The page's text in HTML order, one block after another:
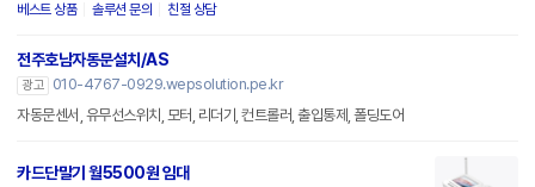
베스트 상품 솔루션 문의 친절 상담
전주호남자동문설치/AS
광고
010-4767-0929.wepsolution.pe.kr
자동문센서, 유무선스위치, 모터, 리더기, 컨트롤러, 출입통제, 폴딩도어
카드단말기 월5500원 임대